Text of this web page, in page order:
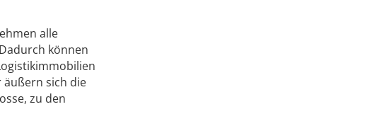
alle
können
äußern sich die
zu den